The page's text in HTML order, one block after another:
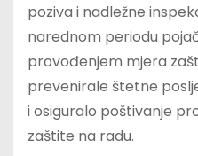
poziva i nadležne
narednom periodu
provođenjem mjera
prevenirale štetne
i osiguralo poštivanje
zaštite na radu.